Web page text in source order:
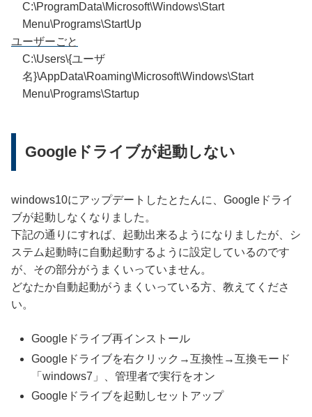
C:\ProgramData\Microsoft\Windows\Start
Menu\Programs\StartUp
ユーザーごと
C:\Users\{ユーザ
名}\AppData\Roaming\Microsoft\Windows\Start
Menu\Programs\Startup
Googleドライブが起動しない
windows10にアップデートしたとたんに、Googleドライ
ブが起動しなくなりました。
下記の通りにすれば、起動出来るようになりましたが、シ
ステム起動時に自動起動するように設定しているのです
が、その部分がうまくいっていません。
どなたか自動起動がうまくいっている方、教えてくださ
い。
Googleドライブ再インストール
Googleドライブを右クリック→互換性→互換モード
「windows7」、管理者で実行をオン
Googleドライブを起動しセットアップ